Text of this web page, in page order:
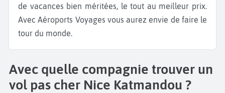
de vacances bien méritées, le tout au meilleur prix.
Avec Aéroports Voyages vous aurez envie de faire le
tour du monde.
Avec quelle compagnie trouver un
vol pas cher Nice Katmandou ?